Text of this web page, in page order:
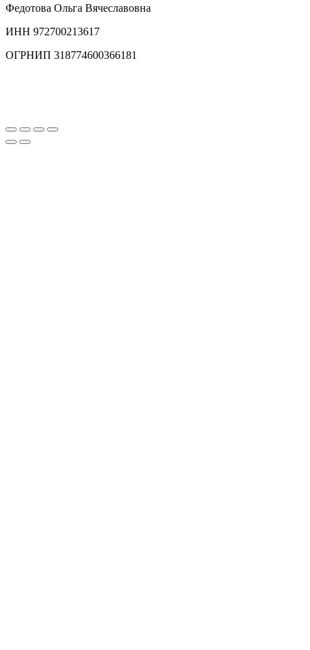
Федотова Ольга Вячеславовна
ИНН 972700213617
ОГРНИП 318774600366181